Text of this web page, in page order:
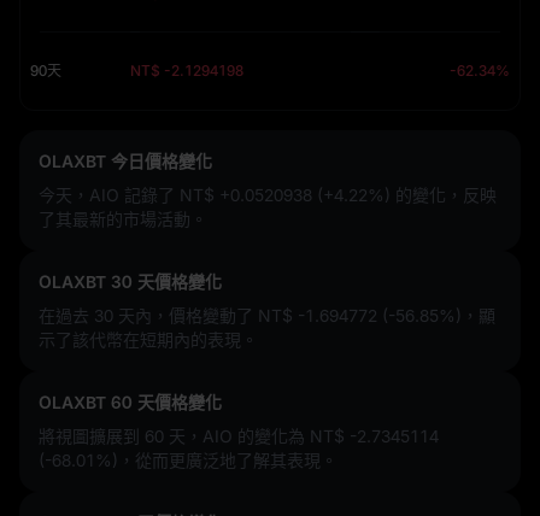
90天 NT$ -2.1294198 -62.34%
OLAXBT 今日價格變化
今天，AIO 記錄了 NT$ +0.0520938 (+4.22%) 的變化，反映
了其最新的市場活動。
OLAXBT 30 天價格變化
在過去 30 天內，價格變動了 NT$ -1.694772 (-56.85%) ，顯
示了該代幣在短期內的表現。
OLAXBT 60 天價格變化
將視圖擴展到 60 天，AIO 的變化為 NT$ -2.7345114
(-68.01%) ，從而更廣泛地了解其表現。